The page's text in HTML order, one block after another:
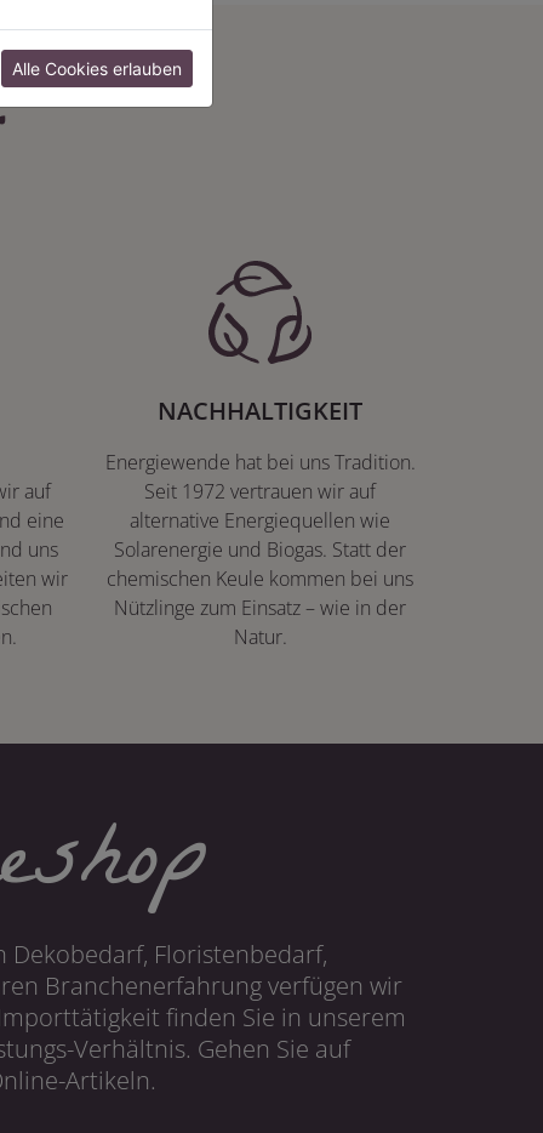
auf
eine
uns
wir
NACHHALTIGKEIT
Energiewende hat bei uns Tradition.
Seit 1972 vertrauen wir auf
alternative Energiequellen wie
Solarenergie und Biogas. Statt der
chemischen Keule kommen bei uns
Nützlinge zum Einsatz – wie in der
Natur.
Floristenbedarf,
Branchenerfahrung verfügen wir
finden Sie in unserem
Verhältnis. Gehen Sie auf
Artikeln.
Alle Cookies erlauben